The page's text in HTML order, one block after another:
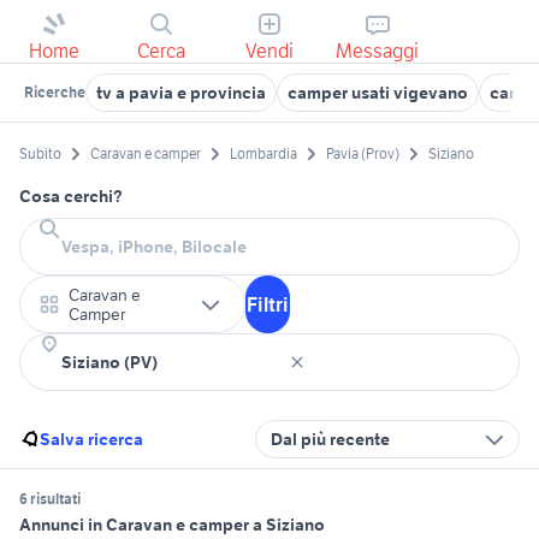
Home Cerca Vendi Messaggi
Ricerche tv a pavia e provincia camper usati vigevano
Subito Caravan e camper Lombardia Pavia (Prov) Siziano
Cosa cerchi?
Caravan e
Camper
Filtri
Salva ricerca Dal più recente
6 risultati
Annunci in Caravan e camper a Siziano